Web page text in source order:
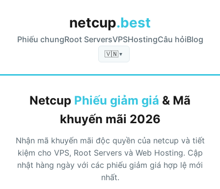
netcup.best
Phiếu chungRoot ServersVPSHostingCâu hỏiBlog
🇻🇳▼
Netcup Phiếu giảm giá & Mã
khuyến mãi 2026
Nhận mã khuyến mãi độc quyền của netcup và tiết
kiệm cho VPS, Root Servers và Web Hosting. Cập
nhật hàng ngày với các phiếu giảm giá hợp lệ mới
nhất.